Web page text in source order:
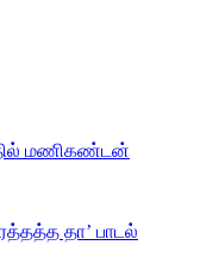
மணிகண்டன்
தா’ பாடல்